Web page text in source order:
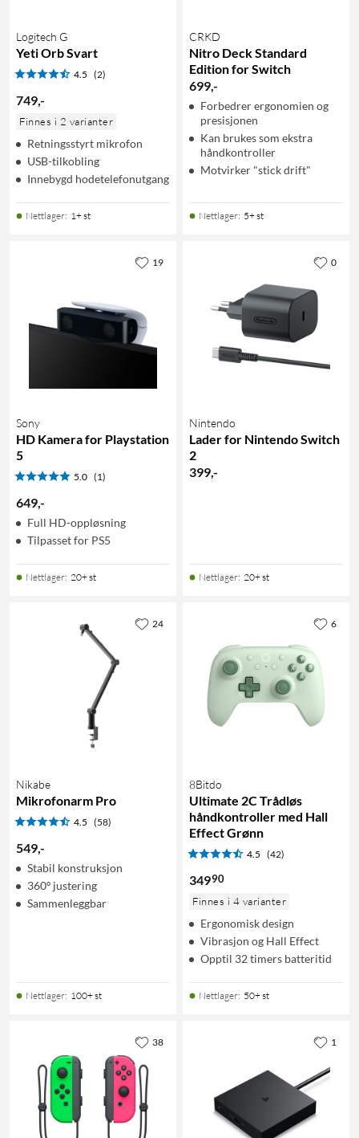
Logitech G
Yeti Orb Svart
4.5 (2)
749,-
Finnes i 2 varianter
Retningsstyrt mikrofon
USB-tilkobling
Innebygd hodetelefonutgang
Nettlager: 1+ st
CRKD
Nitro Deck Standard
Edition for Switch
699,-
Forbedrer ergonomien og
presisjonen
Kan brukes som ekstra
håndkontroller
Motvirker "stick drift"
Nettlager: 5+ st
Sony
HD Kamera for Playstation
5
5.0 (1)
649,-
Full HD-oppløsning
Tilpasset for PS5
Nettlager: 20+ st
19
Nintendo
Lader for Nintendo Switch
2
399,-
Nettlager: 20+ st
0
Nikabe
Mikrofonarm Pro
4.5 (58)
549,-
Stabil konstruksjon
360º justering
Sammenleggbar
Nettlager: 100+ st
24
8Bitdo
Ultimate 2C Trådløs
håndkontroller med Hall
Effect Grønn
4.5 (42)
34990
Finnes i 4 varianter
Ergonomisk design
Vibrasjon og Hall Effect
Opptil 32 timers batteritid
Nettlager: 50+ st
6
38 1